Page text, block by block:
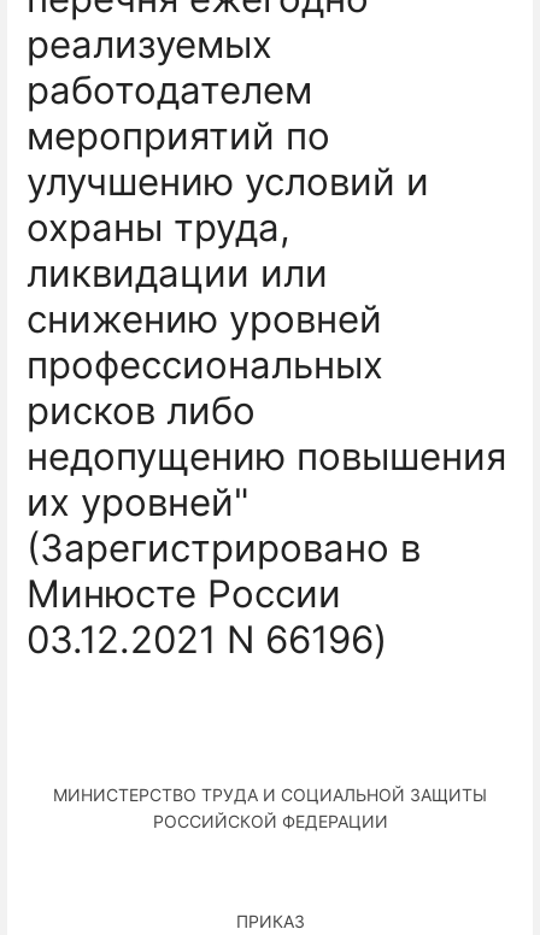
реализуемых
работодателем
мероприятий по
улучшению условий и
охраны труда,
ликвидации или
снижению уровней
профессиональных
рисков либо
недопущению повышения
их уровней"
(Зарегистрировано в
Минюсте России
03.12.2021 N 66196)
МИНИСТЕРСТВО ТРУДА И СОЦИАЛЬНОЙ ЗАЩИТЫ
РОССИЙСКОЙ ФЕДЕРАЦИИ
ПРИКАЗ